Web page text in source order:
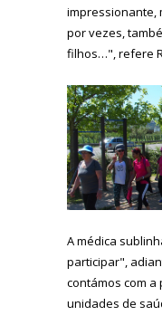
impressionante,
por vezes,
filhos…", refere
A médica
participar",
contámos com
unidades de